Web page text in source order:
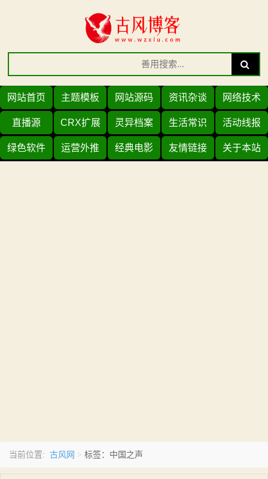
Search
for:
Search
网站首页 主题模板 网站源码 资讯杂谈 网络技术
直播源 CRX扩展 灵异档案 生活常识 活动线报
绿色软件 运营外推 经典电影 友情链接 关于本站
当前位置: 古风网 > 标签：中国之声